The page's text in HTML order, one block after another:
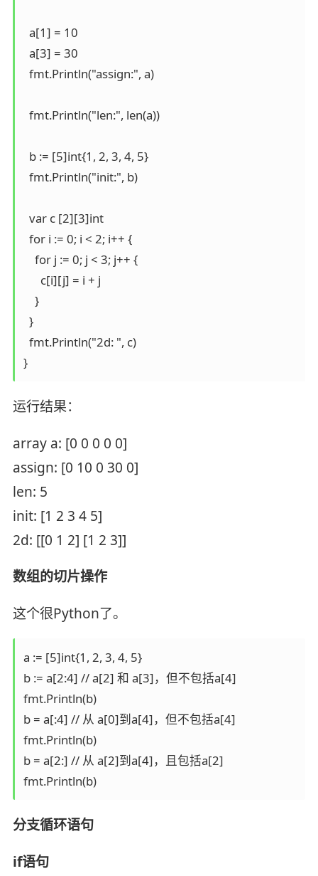
  a[1] = 10
  a[3] = 30
  fmt.Println("assign:", a)
  fmt.Println("len:", len(a))
  b := [5]int{1, 2, 3, 4, 5}
  fmt.Println("init:", b)
  var c [2][3]int
  for i := 0; i < 2; i++ {
    for j := 0; j < 3; j++ {
      c[i][j] = i + j
    }
  }
  fmt.Println("2d: ", c)
}
运行结果：
array a: [0 0 0 0 0]
assign: [0 10 0 30 0]
len: 5
init: [1 2 3 4 5]
2d: [[0 1 2] [1 2 3]]
数组的切片操作
这个很Python了。
a := [5]int{1, 2, 3, 4, 5}
b := a[2:4] // a[2] 和 a[3]，但不包括a[4]
fmt.Println(b)
b = a[:4] // 从 a[0]到a[4]，但不包括a[4]
fmt.Println(b)
b = a[2:] // 从 a[2]到a[4]，且包括a[2]
fmt.Println(b)
分支循环语句
if语句